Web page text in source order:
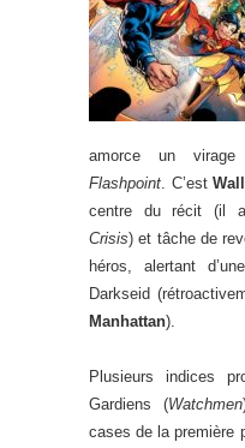
amorce un
Flashpoint. C’est
centre du récit (il
Crisis) et tâche de
héros, alertant
Darkseid
Manhattan).
Plusieurs indices
Gardiens (Watchmen
cases de la première